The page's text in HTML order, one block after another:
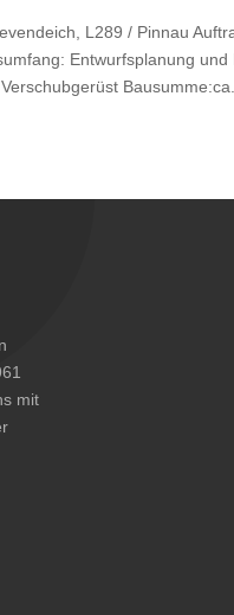
L289 / Pinnau
Entwurfsplanung
mit